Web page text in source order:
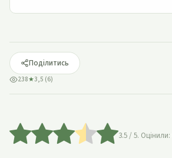
Поділитись
238★3,5 (6)
3.5/ 5. Оцінили: